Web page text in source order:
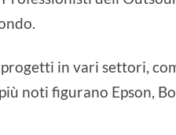
in vari settori,
noti figurano Epson,